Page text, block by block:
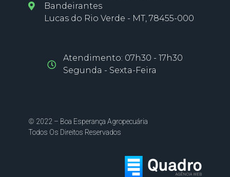
Bandeirantes
Lucas do Rio Verde - MT, 78455-000
Atendimento: 07h30 - 17h30
Segunda - Sexta-Feira
© 2022 – Boa Esperança Agropecuária
Todos Os Direitos Reservados